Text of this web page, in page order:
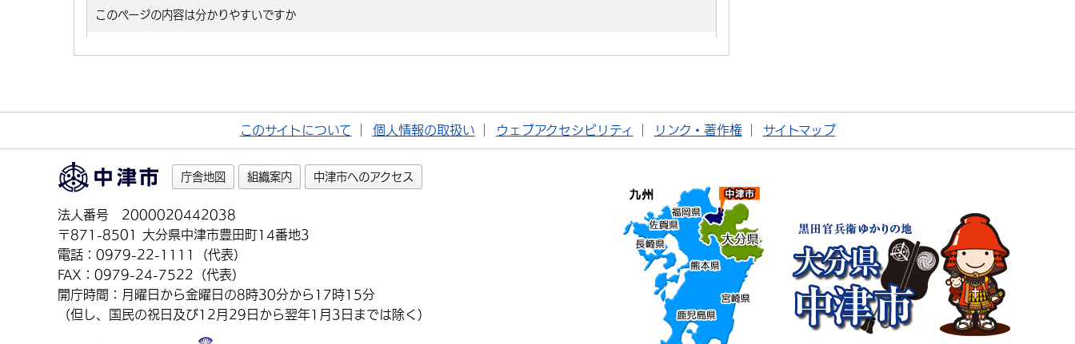
このサイトについて 個人情報の取扱い ウェブアクセシビリティ リンク・著作権 サイトマップ
庁舎地図 組織案内 中津市へのアクセス
法人番号 2000020442038
〒871-8501 大分県中津市豊田町14番地3
電話：0979-22-1111（代表）
FAX：0979-24-7522（代表）
開庁時間：月曜日から金曜日の8時30分から17時15分
（但し、国民の祝日及び12月29日から翌年1月3日までは除く）